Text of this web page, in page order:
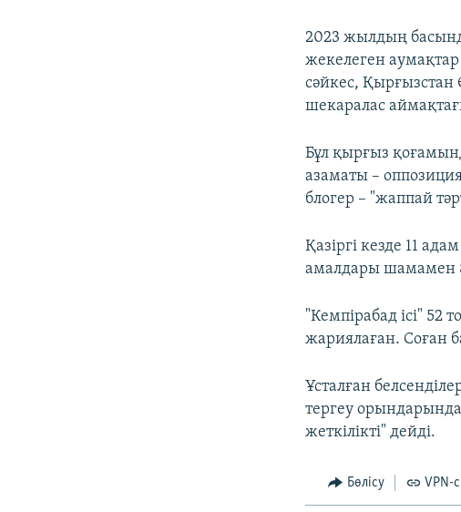
2023 жылдың
жекелеген
сәйкес, Қырғызстан
шекаралас
Бұл қырғыз
азаматы –
блогер – "жаппай
Қазіргі кезде 11
амалдары шамамен 8
"Кемпірабад ісі" 52
жариялаған. Соған
Ұсталған
тергеу
жеткілікті" дейді.
Бөлісу VPN-